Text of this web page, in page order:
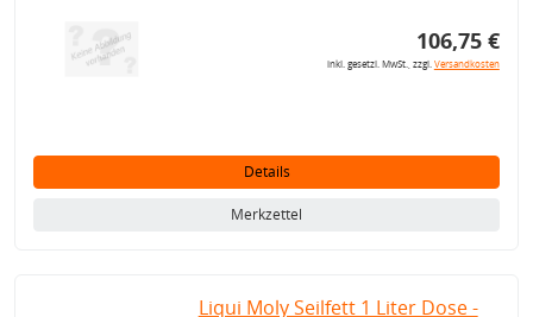
106,75 €
inkl. gesetzl. MwSt., zzgl.Versandkosten
Details
Merkzettel
Liqui Moly Seilfett 1 Liter Dose -